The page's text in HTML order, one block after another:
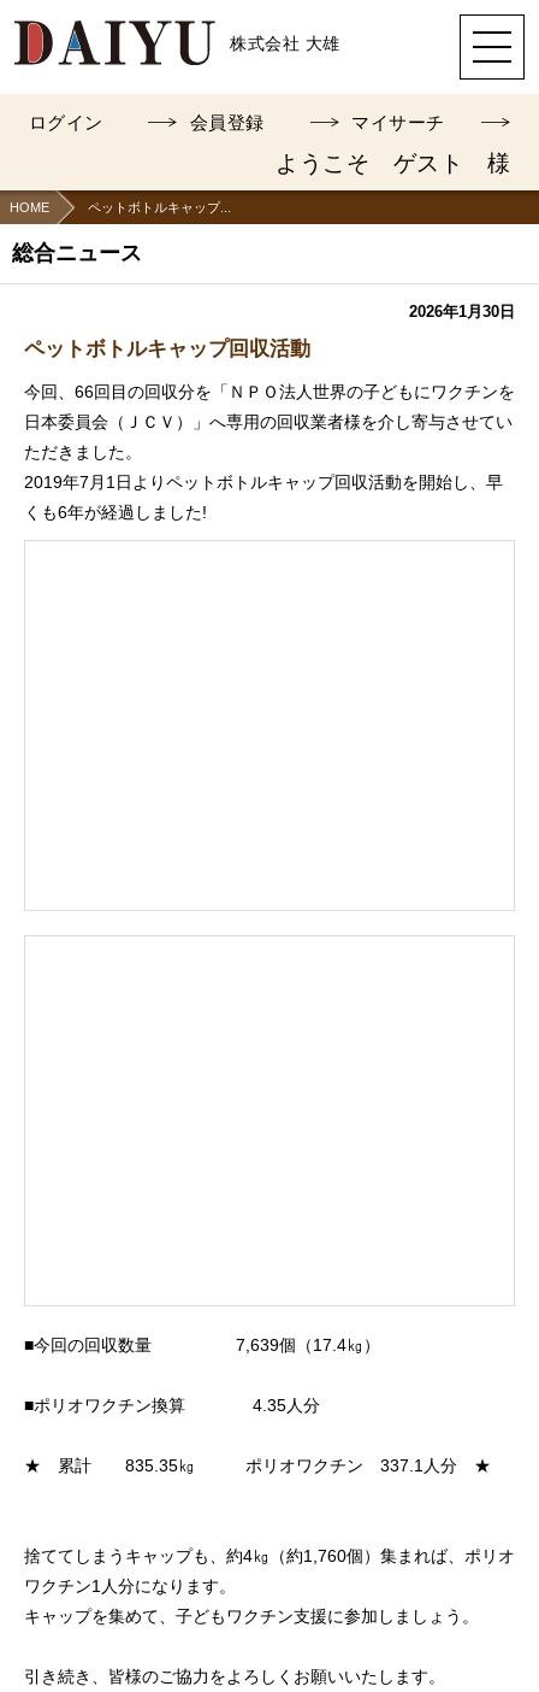
株式会社 大雄
ログイン 会員登録 マイサーチ
ようこそ ゲスト 様
HOME ペットボトルキャップ...
総合ニュース
2026年1月30日
ペットボトルキャップ回収活動
今回、66回目の回収分を「ＮＰＯ法人世界の子どもにワクチンを
日本委員会（ＪＣＶ）」へ専用の回収業者様を介し寄与させてい
ただきました。
2019年7月1日よりペットボトルキャップ回収活動を開始し、早
くも6年が経過しました!
■今回の回収数量 7,639個（17.4㎏）
■ポリオワクチン換算 4.35人分
★ 累計 835.35㎏ ポリオワクチン 337.1人分 ★
捨ててしまうキャップも、約4㎏（約1,760個）集まれば、ポリオ
ワクチン1人分になります。
キャップを集めて、子どもワクチン支援に参加しましょう。
引き続き、皆様のご協力をよろしくお願いいたします。